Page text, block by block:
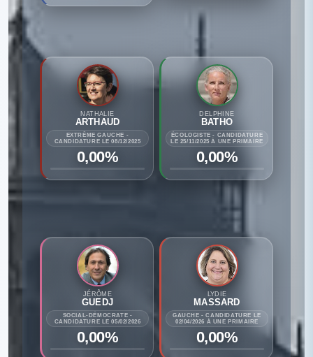
NATHALIE
ARTHAUD
EXTRÊME GAUCHE -
CANDIDATURE LE 08/12/2025
0,00%
DELPHINE
BATHO
ÉCOLOGISTE - CANDIDATURE
LE 25/11/2025 À UNE PRIMAIRE
0,00%
JÉRÔME
GUEDJ
SOCIAL-DÉMOCRATE -
CANDIDATURE LE 05/02/2026
0,00%
LYDIE
MASSARD
GAUCHE - CANDIDATURE LE
02/04/2026 À UNE PRIMAIRE
0,00%